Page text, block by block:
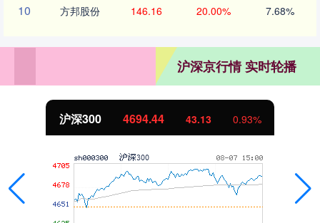
10 方邦股份 146.16 20.00% 7.68%
沪深京行情 实时轮播
沪深300 4694.44 43.13 0.93%